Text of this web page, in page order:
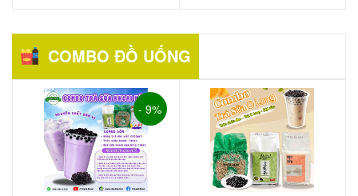
COMBO ĐỒ UỐNG
- 9%